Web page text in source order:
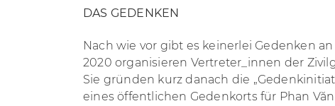
DAS GEDENKEN
Nach wie vor gibt es keinerlei Gedenken
2020 organisieren Vertreter_innen der
Sie gründen kurz danach die
eines öffentlichen Gedenkorts für Phan